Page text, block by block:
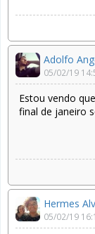
Adolfo
05/02/19
Estou vendo
final de janeiro
Hermes
05/02/19